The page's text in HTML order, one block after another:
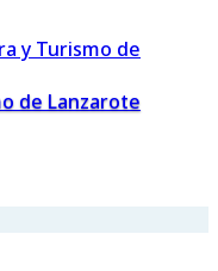
de Lanzarote